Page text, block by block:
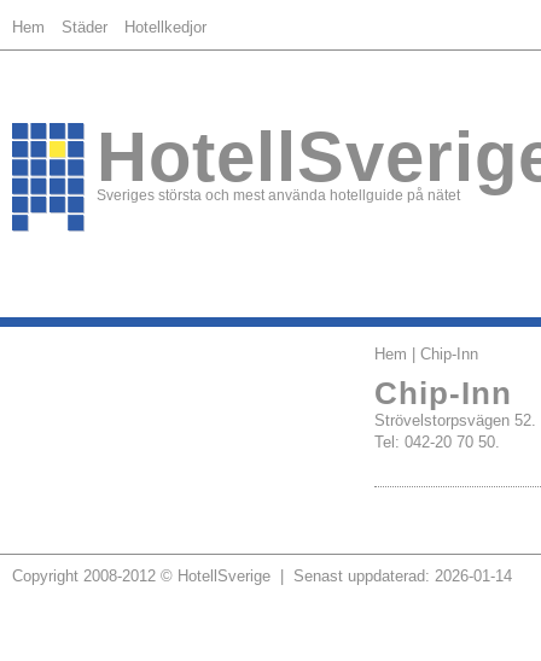
Hem Städer Hotellkedjor
Sveriges största och mest använda hotellguide på nätet
Hem | Chip-Inn
Chip-Inn
Strövelstorpsvägen
Tel: 042-20 70 50.
Copyright 2008-2012 © HotellSverige | Senast uppdaterad: 2026-01-14